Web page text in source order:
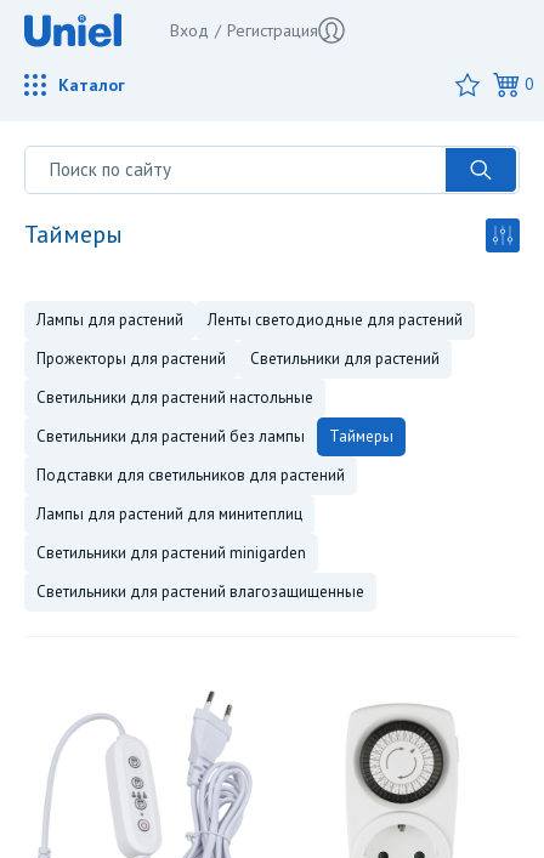
Вход / Регистрация
Каталог 0
таймеры
лампы для растений
ленты светодиодные для растений
прожекторы для растений
светильники для растений
светильники для растений настольные
светильники для растений без лампы
таймеры
подставки для светильников для растений
лампы для растений для минитеплиц
светильники для растений minigarden
светильники для растений влагозащищенные